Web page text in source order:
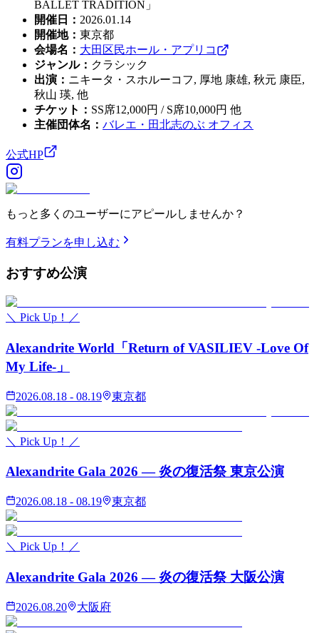
BALLET TRADITION」
開催日
： 2026.01.14
開催地： 東京都
会場名 ： 大田区民ホール・アプリコ
ジャンル： クラシック
出演 ： ニキータ・スホルーコフ, 厚地 康雄, 秋元 康臣,
秋山 瑛, 他
チケット ： SS席12,000円 / S席10,000円 他
主催団体名 ： バレエ・田北志のぶ オフィス
公式HP
もっと多くのユーザーにアピールしませんか？
有料プランを申し込む
おすすめ公演
＼ Pick Up！／
Alexandrite World「Return of VASILIEV -Love Of
My Life-」
2026.08.18 - 08.19 東京都
＼ Pick Up！／
Alexandrite Gala 2026 — 炎の復活祭 東京公演
2026.08.18 - 08.19 東京都
＼ Pick Up！／
Alexandrite Gala 2026 — 炎の復活祭 大阪公演
2026.08.20 大阪府